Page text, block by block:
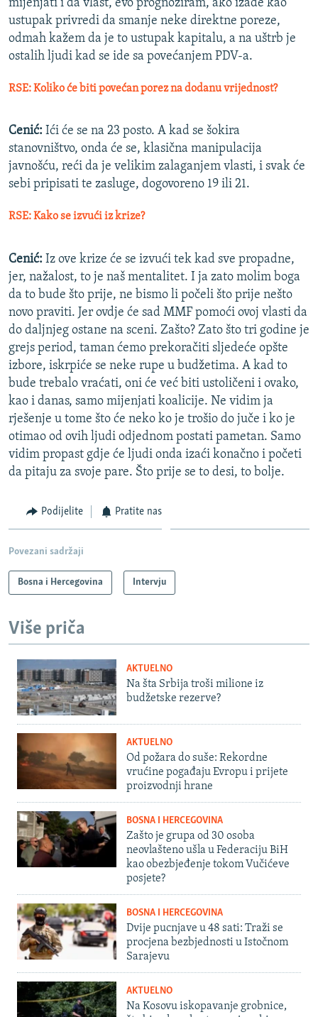
mijenjati i da vlast, evo prognoziram, ako izađe kao
ustupak privredi da smanje neke direktne poreze,
odmah kažem da je to ustupak kapitalu, a na uštrb je
ostalih ljudi kad se ide sa povećanjem PDV-a.
RSE: Koliko će biti povećan porez na dodanu vrijednost?
Cenić: Ići će se na 23 posto. A kad se šokira
stanovništvo, onda će se, klasična manipulacija
javnošću, reći da je velikim zalaganjem vlasti, i svak će
sebi pripisati te zasluge, dogovoreno 19 ili 21.
RSE: Kako se izvući iz krize?
Cenić: Iz ove krize će se izvući tek kad sve propadne,
jer, nažalost, to je naš mentalitet. I ja zato molim boga
da to bude što prije, ne bismo li počeli što prije nešto
novo praviti. Jer ovdje će sad MMF pomoći ovoj vlasti da
do daljnjeg ostane na sceni. Zašto? Zato što tri godine je
grejs period, taman ćemo prekoračiti sljedeće opšte
izbore, iskrpiće se neke rupe u budžetima. A kad to
bude trebalo vraćati, oni će već biti ustoličeni i ovako,
kao i danas, samo mijenjati koalicije. Ne vidim ja
rješenje u tome što će neko ko je trošio do juče i ko je
otimao od ovih ljudi odjednom postati pametan. Samo
vidim propast gdje će ljudi onda izaći konačno i početi
da pitaju za svoje pare. Što prije se to desi, to bolje.
Podijelite Pratite nas
Povezani sadržaji
Bosna i Hercegovina Intervju
Više priča
AKTUELNO
Na šta Srbija troši milione iz
budžetske rezerve?
AKTUELNO
Od požara do suše: Rekordne
vrućine pogađaju Evropu i prijete
proizvodnji hrane
BOSNA I HERCEGOVINA
Zašto je grupa od 30 osoba
neovlašteno ušla u Federaciju BiH
kao obezbjeđenje tokom Vučićeve
posjete?
BOSNA I HERCEGOVINA
Dvije pucnjave u 48 sati: Traži se
procjena bezbjednosti u Istočnom
Sarajevu
AKTUELNO
Na Kosovu iskopavanje grobnice,